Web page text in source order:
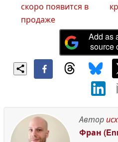
скоро появится в
продаже
Add as
source
Автор
Фран